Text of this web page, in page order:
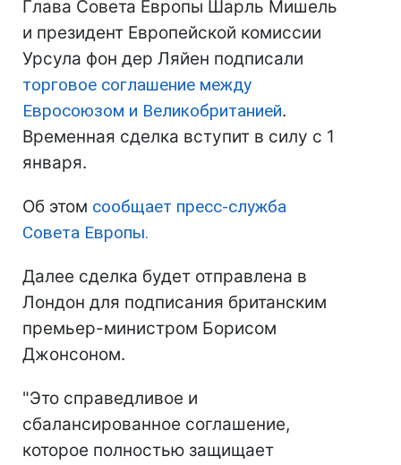
Глава Совета Европы Шарль Мишель
и президент Европейской комиссии
Урсула фон дер Ляйен подписали
торговое соглашение между
Евросоюзом и Великобританией.
Временная сделка вступит в силу с 1
января.
Об этом сообщает пресс-служба
Совета Европы.
Далее сделка будет отправлена в
Лондон для подписания британским
премьер-министром Борисом
Джонсоном.
"Это справедливое и
сбалансированное соглашение,
которое полностью защищает